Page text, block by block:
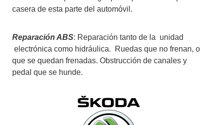
casera de esta parte del automóvil.
Reparación ABS: Reparación tanto de la unidad
electrónica como hidráulica. Ruedas que no frenan, o
que se quedan frenadas. Obstrucción de canales y
pedal que se hunde.